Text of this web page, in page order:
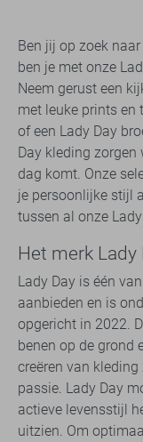
Ben jij op zoek
ben je met onze
Neem gerust een
met leuke prints en
of een Lady Day
Day kleding
dag komt. Onze
je persoonlijke stijl
tussen al onze
Het merk Lady
Lady Day is één
aanbieden en is
opgericht in 2022.
benen op de grond
creëren van
passie. Lady Day
actieve levensstijl
uitzien. Om